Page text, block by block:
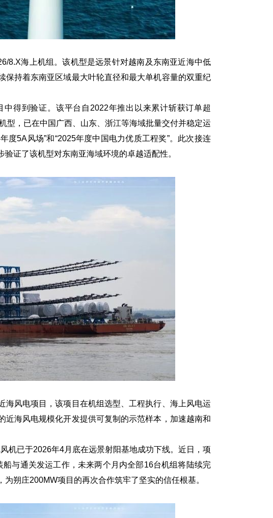
海上机组。该机型是远景针对越南及东南亚近海中低
保持着东南亚区域最大叶轮直径和最大单机容量的双重纪
得到验证。该平台自2022年推出以来累计斩获订单超
型，已在中国广西、山东、浙江等海域批量交付并稳定运
度5A风场”和“2025年度中国电力优质工程奖”。此次接连
证了该机型对东南亚海域环境的卓越适配性。
风电项目，该项目在机组选型、工程执行、海上风电运
近海风电规模化开发提供可复制的示范样本，加速越南和
已于2026年4月底在远景射阳基地成功下线。近日，项
与通关发运工作，未来两个月内全部16台机组将陆续完
朔庄200MW项目的再次合作筑牢了坚实的信任根基。